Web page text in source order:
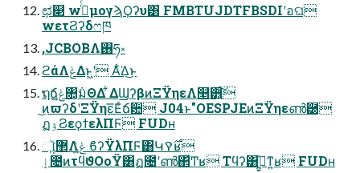
ಛ௃ w࡞ͬͨμογϡϘʔυ͸ FMBTUJDTFBSDIʹอଘ
wετϨʔδෆཁ
,JCBOBΛ࢖͏ཧ༝
ϩάΛݟΔͱ͖ʹ Α͋͘Δ͜ͱ
ຖճݟ͍ͨ৚͕݅มΘΔ ͋ΔϢʔβͷΞΫηεΛ௥੻͍ͨ͠
͜ͷϖʔδʹΞΫηε͞Εͨճ਺ J04ͱ"OESPJEͷΞΫηεൺ཰
ฏۉϨεϙϯελΠϜ FUDʜ
ૉૣ͘܏޲Λݟ͍ͨ ϐʔΫλΠϜ͸Կ࣌ࠒʁ
ٳ೔ͷτϥϑΟοΫ͸ฏ೔ʹൺ΂ͯͲ͏ʁ Τϥʔ͸ى͖͍ͯͳ͍ʁ FUDʜ